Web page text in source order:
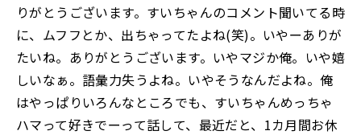
りがとうございます。すいちゃんのコメント聞いてる時
に、ムフフとか、出ちゃってたよね(笑)。いやーありが
たいね。ありがとうございます。いやマジか俺。いや嬉
しいなぁ。語彙力失うよね。いやそうなんだよね。俺
はやっぱりいろんなところでも、すいちゃんめっちゃ
ハマって好きでーって話して、最近だと、1カ月間お休